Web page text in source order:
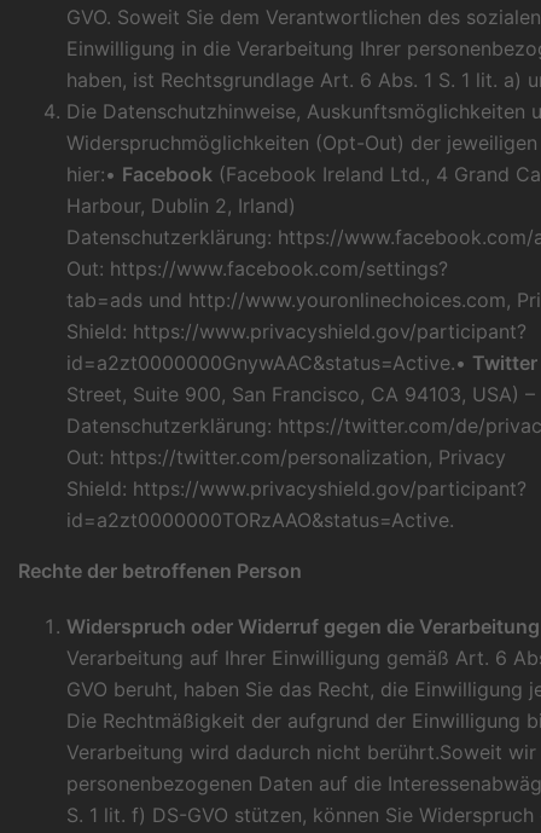
GVO. Soweit Sie dem Verantwortlichen des
Einwilligung in die Verarbeitung Ihrer
haben, ist Rechtsgrundlage Art. 6 Abs. 1 S. 1 lit. a)
Die Datenschutzhinweise, Auskunftsmöglichkeiten
Widerspruchmöglichkeiten (Opt-Out) der
hier:• Facebook (Facebook Ireland Ltd., 4 Grand
Harbour, Dublin 2, Irland)
Datenschutzerklärung: https://www.facebook.com/
Out: https://www.facebook.com/settings?
tab=ads und http://www.youronlinechoices.com,
Shield: https://www.privacyshield.gov/participant?
id=a2zt0000000GnywAAC&status=Active.• Twitter
Street, Suite 900, San Francisco, CA 94103, USA) –
Datenschutzerklärung: https://twitter.com/de/
Out: https://twitter.com/personalization, Privacy
Shield: https://www.privacyshield.gov/participant?
id=a2zt0000000TORzAAO&status=Active.
Rechte der betroffenen Person
Widerspruch oder Widerruf gegen die
Verarbeitung auf Ihrer Einwilligung gemäß Art. 6
GVO beruht, haben Sie das Recht, die Einwilligung
Die Rechtmäßigkeit der aufgrund der Einwilligung
Verarbeitung wird dadurch nicht berührt.Soweit
personenbezogenen Daten auf die
S. 1 lit. f) DS-GVO stützen, können Sie